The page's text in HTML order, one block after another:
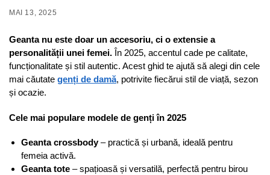
MAI 13, 2025
Geanta nu este doar un accesoriu, ci o extensie a
personalității unei femei. În 2025, accentul cade pe calitate,
funcționalitate și stil autentic. Acest ghid te ajută să alegi din cele
mai căutate genți de damă, potrivite fiecărui stil de viață, sezon
și ocazie.
Cele mai populare modele de genți în 2025
Geanta crossbody– practică și urbană, ideală pentru
femeia activă.
Geanta tote – spațioasă și versatilă, perfectă pentru birou